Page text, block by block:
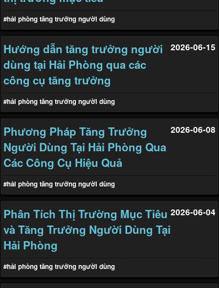
#hải phòng tăng trưởng người dùng
Hướng dẫn tăng trưởng người
dùng tại Hải Phòng qua các
công cụ tăng trưởng
2026-06-15
#hải phòng tăng trưởng người dùng
Phương Pháp Tăng Trưởng
Người Dùng Tại Hải Phòng Qua
Các Công Cụ Hiệu Quả
2026-06-08
#hải phòng tăng trưởng người dùng
Phân Tích Thị Trường Mục Tiêu
và Tăng Trưởng Người Dùng Tại
Hải Phòng
2026-06-04
#hải phòng tăng trưởng người dùng